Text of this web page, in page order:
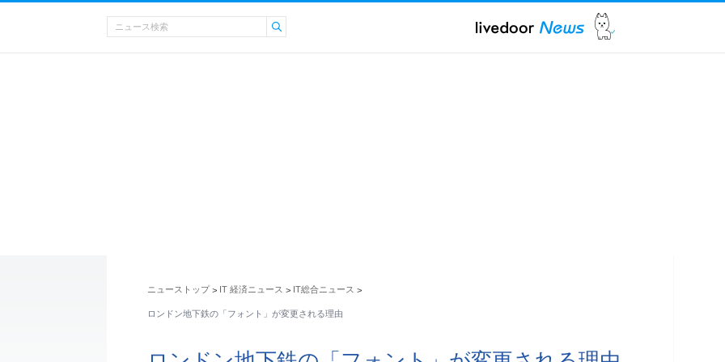
ニューストップ > IT 経済ニュース > IT総合ニュース >
ロンドン地下鉄の「フォント」が変更される理由